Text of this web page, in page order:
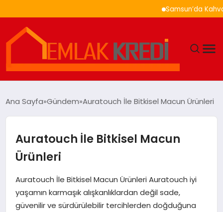
Samsun’da Kahvaltı
EKONOMI
DÜNYA
MAGAZIN
Ana Sayfa Gündem Auratouch İle Bitkisel Macun Ürünleri
Auratouch İle Bitkisel Macun
Ürünleri
Auratouch İle Bitkisel Macun Ürünleri Auratouch iyi
yaşamın karmaşık alışkanlıklardan değil sade,
güvenilir ve sürdürülebilir tercihlerden doğduğuna